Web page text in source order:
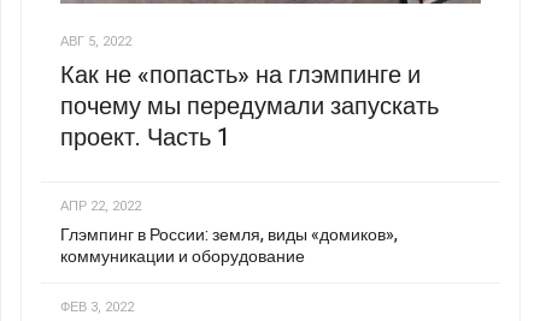
АВГ 5, 2022
Как не «попасть» на глэмпинге и
почему мы передумали запускать
проект. Часть 1
АПР 22, 2022
Глэмпинг в России: земля, виды «домиков»,
коммуникации и оборудование
ФЕВ 3, 2022